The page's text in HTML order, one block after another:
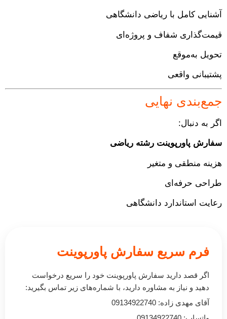
آشنایی کامل با ریاضی دانشگاهی
قیمت‌گذاری شفاف و پروژه‌ای
تحویل به‌موقع
پشتیبانی واقعی
جمع‌بندی نهایی
اگر به دنبال:
سفارش پاورپوینت رشته ریاضی
هزینه منطقی و متغیر
طراحی حرفه‌ای
رعایت استاندارد دانشگاهی
فرم سریع سفارش پاورپوینت
اگر قصد دارید سفارش پاورپوینت خود را سریع درخواست
دهید و نیاز به مشاوره دارید، با شماره‌های زیر تماس بگیرید:
آقای مهدی زاده: 09134922740